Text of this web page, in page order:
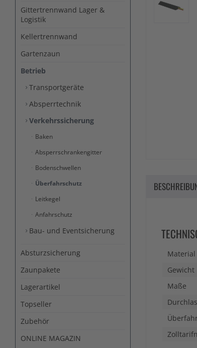
Gittertrennwand Lager &
Logistik
Kellertrennwand
Gartenzaun
Betrieb
Transportgeräte
Absperrtechnik
Verkehrssicherung
Baken
Absperrschrankengitter
Bodenschwellen
Überfahrschutz
Leitkegel
Anfahrschutz
Bau- und Eventsicherung
Absturzsicherung
Zaunpakete
Lagerartikel
Topseller
Zubehör
ONLINE MAGAZIN
Material
Gewicht
Maße